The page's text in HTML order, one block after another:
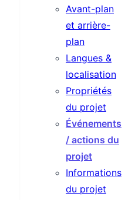
Avant-plan
et arrière-
plan
Langues &
localisation
Propriétés
du projet
Événements
/ actions du
projet
Informations
du projet